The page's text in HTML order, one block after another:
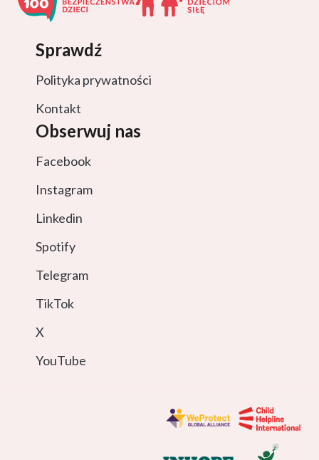
Sprawdź
Polityka prywatności
Kontakt
Obserwuj nas
Facebook
Instagram
Linkedin
Spotify
Telegram
TikTok
X
YouTube